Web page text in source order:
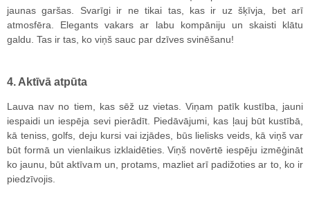
jaunas garšas. Svarīgi ir ne tikai tas, kas ir uz šķīvja, bet arī
atmosfēra. Elegants vakars ar labu kompāniju un skaisti klātu
galdu. Tas ir tas, ko viņš sauc par dzīves svinēšanu!
4. Aktīvā atpūta
Lauva nav no tiem, kas sēž uz vietas. Viņam patīk kustība, jauni
iespaidi un iespēja sevi pierādīt. Piedāvājumi, kas ļauj būt kustībā,
kā teniss, golfs, deju kursi vai izjādes, būs lielisks veids, kā viņš var
būt formā un vienlaikus izklaidēties. Viņš novērtē iespēju izmēģināt
ko jaunu, būt aktīvam un, protams, mazliet arī padižoties ar to, ko ir
piedzīvojis.